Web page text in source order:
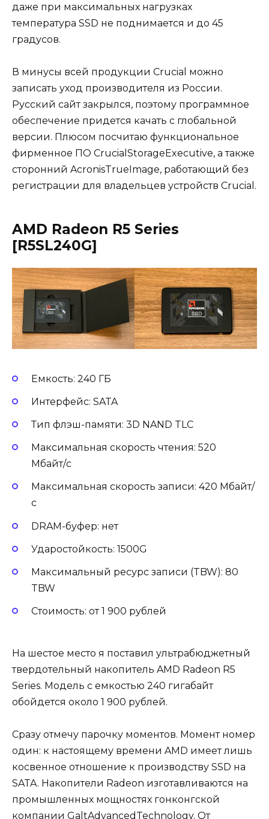
даже при максимальных нагрузках
температура SSD не поднимается и до 45
градусов.
В минусы всей продукции Crucial можно
записать уход производителя из России.
Русский сайт закрылся, поэтому программное
обеспечение придется качать с глобальной
версии. Плюсом посчитаю функциональное
фирменное ПО CrucialStorageExecutive, а также
сторонний AcronisTrueImage, работающий без
регистрации для владельцев устройств Crucial.
AMD Radeon R5 Series
[R5SL240G]
Емкость: 240 ГБ
Интерфейс: SATA
Тип флэш-памяти: 3D NAND TLC
Максимальная скорость чтения: 520
Мбайт/c
Максимальная скорость записи: 420 Мбайт/
с
DRAM-буфер: нет
Ударостойкость: 1500G
Максимальный ресурс записи (TBW): 80
TBW
Стоимость: от 1 900 рублей
На шестое место я поставил ультрабюджетный
твердотельный накопитель AMD Radeon R5
Series. Модель с емкостью 240 гигабайт
обойдется около 1 900 рублей.
Сразу отмечу парочку моментов. Момент номер
один: к настоящему времени AMD имеет лишь
косвенное отношение к производству SSD на
SATA. Накопители Radeon изготавливаются на
промышленных мощностях гонконгской
компании GaltAdvancedTechnology. От